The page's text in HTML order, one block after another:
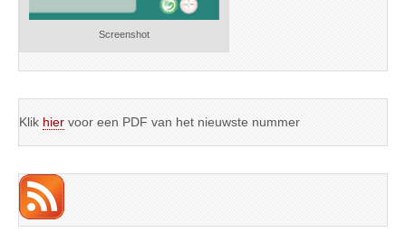
Screenshot
Klik hier voor een PDF van het nieuwste nummer